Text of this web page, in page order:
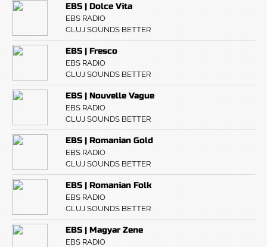
EBS | Dolce Vita
EBS RADIO
CLUJ SOUNDS BETTER
EBS | Fresco
EBS RADIO
CLUJ SOUNDS BETTER
EBS | Nouvelle Vague
EBS RADIO
CLUJ SOUNDS BETTER
EBS | Romanian Gold
EBS RADIO
CLUJ SOUNDS BETTER
EBS | Romanian Folk
EBS RADIO
CLUJ SOUNDS BETTER
EBS | Magyar Zene
EBS RADIO